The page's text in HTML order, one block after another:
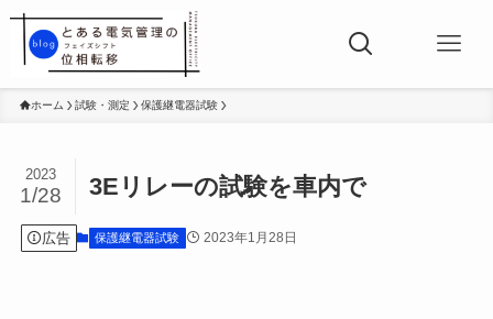
ホーム 試験・測定 保護継電器試験
3Eリレーの試験を車内で
2023
1/28
広告 保護継電器試験 2023年1月28日